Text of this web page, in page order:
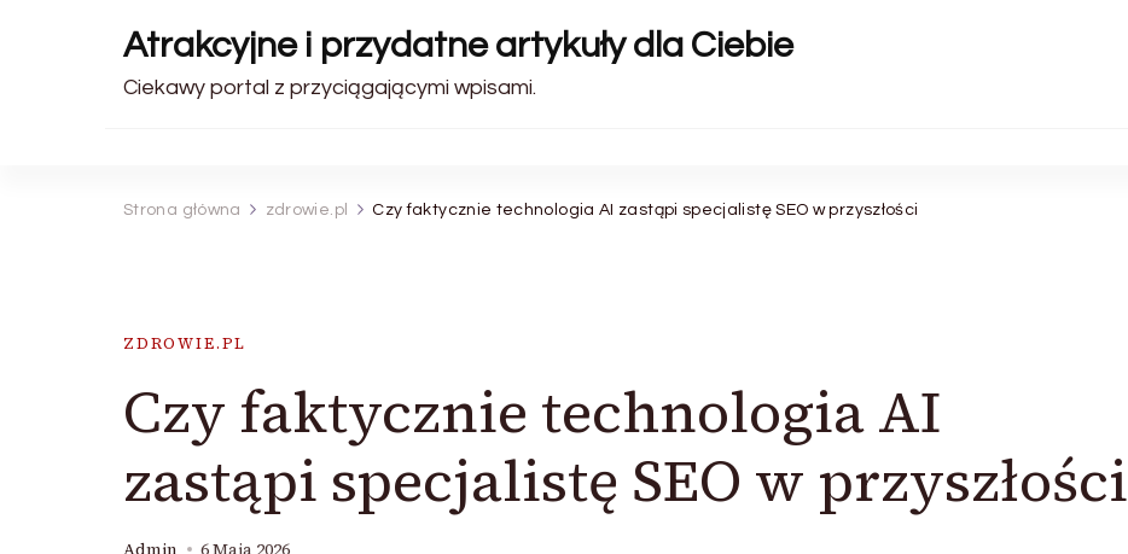
Atrakcyjne i przydatne artykuły dla Ciebie
Ciekawy portal z przyciągającymi wpisami.
Strona główna zdrowie.pl Czy faktycznie technologia AI zastąpi specjalistę SEO w przyszłości
ZDROWIE.PL
Czy faktycznie technologia AI
zastąpi specjalistę SEO w przyszłości